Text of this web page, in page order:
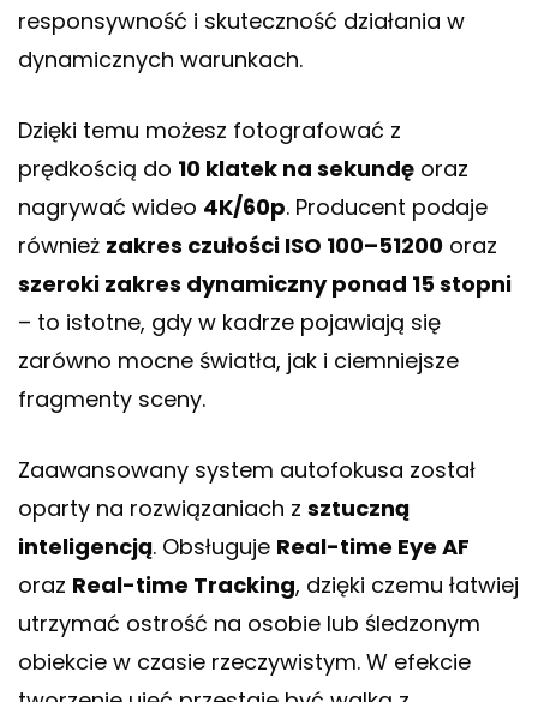
responsywność i skuteczność działania w
dynamicznych warunkach.
Dzięki temu możesz fotografować z
prędkością do 10 klatek na sekundę oraz
nagrywać wideo 4K/60p. Producent podaje
również zakres czułości ISO 100–51200 oraz
szeroki zakres dynamiczny ponad 15 stopni
– to istotne, gdy w kadrze pojawiają się
zarówno mocne światła, jak i ciemniejsze
fragmenty sceny.
Zaawansowany system autofokusa został
oparty na rozwiązaniach z sztuczną
inteligencją. Obsługuje Real-time Eye AF
oraz Real-time Tracking, dzięki czemu łatwiej
utrzymać ostrość na osobie lub śledzonym
obiekcie w czasie rzeczywistym. W efekcie